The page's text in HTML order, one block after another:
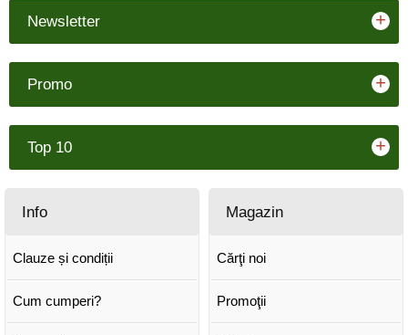
Newsletter +
Promo +
Top 10 +
Info
Clauze și condiții
Cum cumperi?
Magazin
Cărţi noi
Promoţii